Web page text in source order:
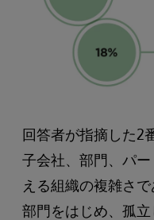
回答者が指摘した2
子会社、部門、パ
える組織の複雑さ
部門をはじめ、孤